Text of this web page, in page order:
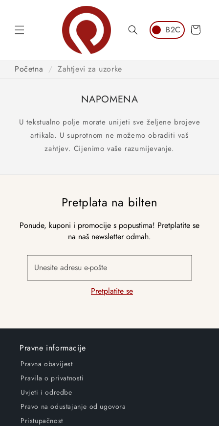
Košarica
Početna / Zahtjevi za uzorke
NAPOMENA
U tekstualno polje morate unijeti sve željene brojeve
artikala. U suprotnom ne možemo obraditi vaš
zahtjev. Cijenimo vaše razumijevanje.
Pretplata na bilten
Ponude, kuponi i promocije s popustima! Pretplatite se
na naš newsletter odmah.
Unesite adresu e-pošte
Pretplatite se
Pravne informacije
Pravna obavijest
Pravila o privatnosti
Uvjeti i odredbe
Pravo na odustajanje od ugovora
Pristupačnost